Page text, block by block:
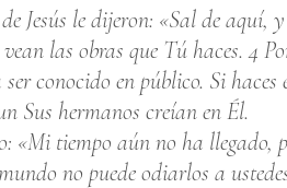
Jesús le dijeron: «Sal de aquí,
las obras que Tú haces. 4
conocido en público. Si haces
Sus hermanos creían en Él.
«Mi tiempo aún no ha llegado,
no puede odiarlos a